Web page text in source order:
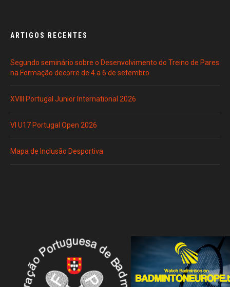
ARTIGOS RECENTES
Segundo seminário sobre o Desenvolvimento do Treino de Pares
na Formação decorre de 4 a 6 de setembro
XVIII Portugal Junior International 2026
VI U17 Portugal Open 2026
Mapa de Inclusão Desportiva